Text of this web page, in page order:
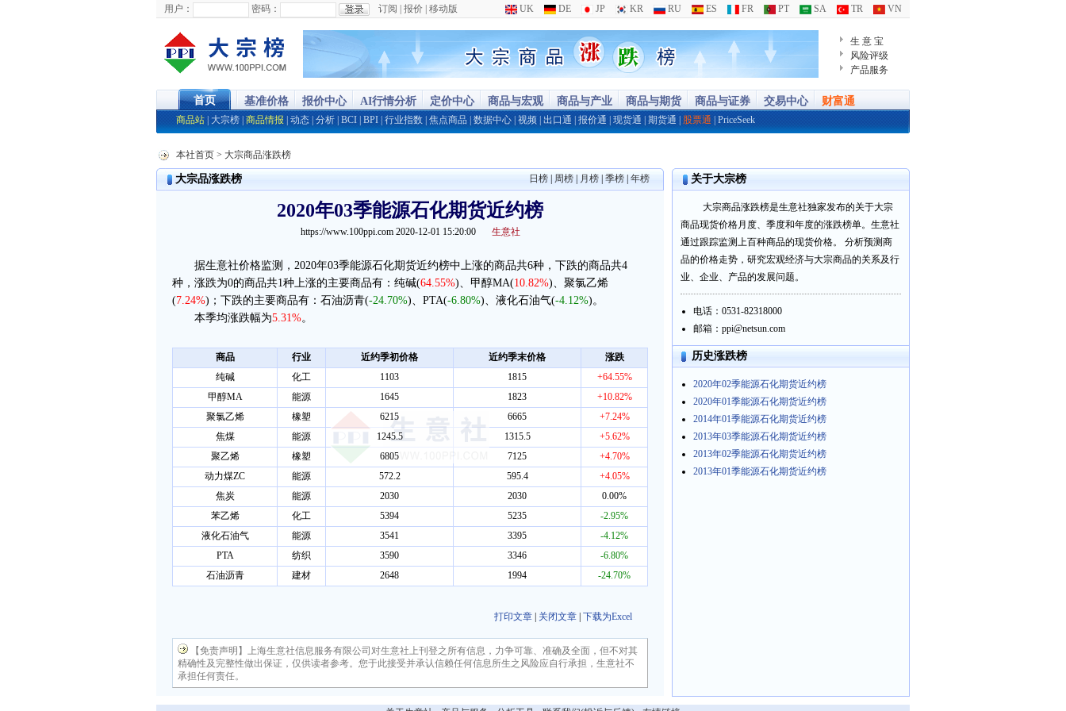
用户： 密码： 订阅 报价 移动版 UK DE JP KR RU ES FR PT SA TR VN
生 意 宝
风险评级
产品服务
首页 基准价格 报价中心 AI行情分析 定价中心 商品与宏观 商品与产业 商品与期货 商品与证券 交易中心 财富通
商品站 大宗榜 商品情报 动态 分析 BCI BPI 行业指数 焦点商品 数据中心 视频 出口通 报价通 现货通 期货通 股票通 PriceSeek
本社首页 > 大宗商品涨跌榜
大宗品涨跌榜 日榜 周榜 月榜 季榜 年榜
2020年03季能源石化期货近约榜
https://www.100ppi.com 2020-12-01 15:20:00 生意社
据生意社价格监测，2020年03季能源石化期货近约榜中上涨的商品共6种，下跌的商品共4
种，涨跌为0的商品共1种上涨的主要商品有：纯碱(64.55%)、甲醇MA(10.82%)、聚氯乙烯
(7.24%)；下跌的主要商品有：石油沥青(-24.70%)、PTA(-6.80%)、液化石油气(-4.12%)。
本季均涨跌幅为5.31%。
商品 行业 近约季初价格 近约季末价格
涨跌
纯碱
化工 1103 1815
+64.55%
甲醇MA
能源 1645 1823
+10.82%
聚氯乙烯
橡塑 6215 6665
+7.24%
焦煤
能源 1245.5 1315.5
+5.62%
聚乙烯
橡塑 6805 7125
+4.70%
动力煤ZC
能源 572.2 595.4
+4.05%
焦炭
能源 2030 2030
0.00%
苯乙烯
化工 5394 5235
-2.95%
液化石油气
能源 3541 3395
-4.12%
PTA
纺织 3590 3346
-6.80%
石油沥青
建材 2648 1994 -24.70%
打印文章 关闭文章 下载为Excel
【免责声明】上海生意社信息服务有限公司对生意社上刊登之所有信息，力争可靠、准确及全面，但不对其
精确性及完整性做出保证，仅供读者参考。您于此接受并承认信赖任何信息所生之风险应自行承担，生意社不
承担任何责任。
关于大宗榜
大宗商品涨跌榜是生意社独家发布的关于大宗
商品现货价格月度、季度和年度的涨跌榜单。生意社
通过跟踪监测上百种商品的现货价格。 分析预测商
品的价格走势，研究宏观经济与大宗商品的关系及行
业、企业、产品的发展问题。
电话：0531-82318000
邮箱：ppi@netsun.com
历史涨跌榜
2020年02季能源石化期货近约榜
2020年01季能源石化期货近约榜
2014年01季能源石化期货近约榜
2013年03季能源石化期货近约榜
2013年02季能源石化期货近约榜
2013年01季能源石化期货近约榜